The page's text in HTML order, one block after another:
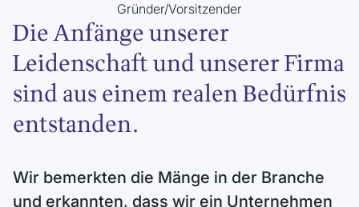
Gründer/Vorsitzender
Die Anfänge unserer
Leidenschaft und unserer Firma
sind aus einem realen Bedürfnis
entstanden.
Wir bemerkten die Mänge in der Branche
und erkannten, dass wir ein Unternehmen